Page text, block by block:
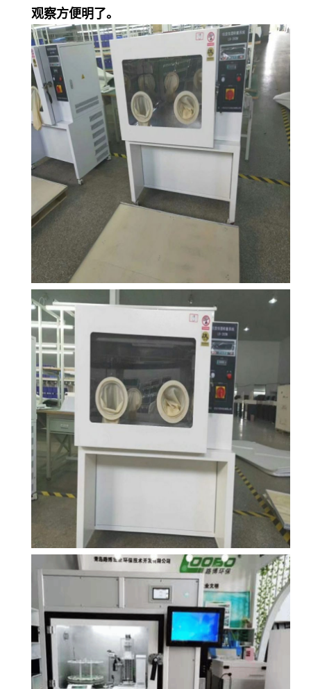
观察方便明了。